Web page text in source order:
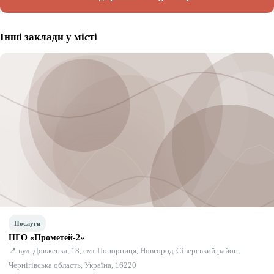
Інші заклади у місті
Послуги
НГО «Прометей-2»
📍 вул. Довженка, 18, смт Понорниця, Новгород-Сіверський район,
Чернігівська область, Україна, 16220